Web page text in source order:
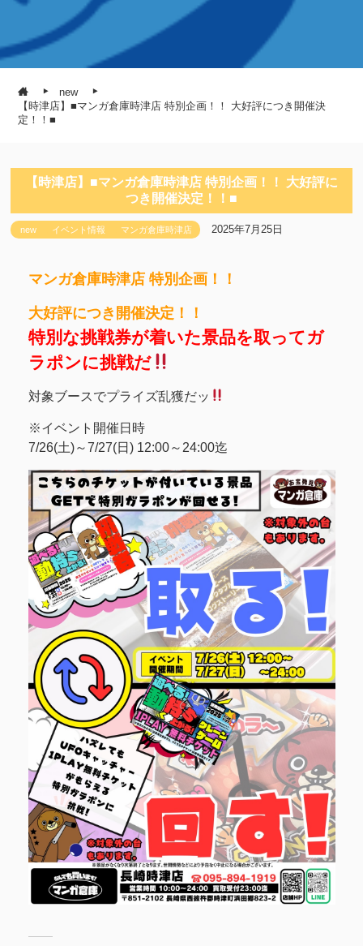
new
【時津店】■マンガ倉庫時津店 特別企画！！ 大好評につき開催決
定！！■
【時津店】■マンガ倉庫時津店 特別企画！！ 大好評に
つき開催決定！！■
new イベント情報 マンガ倉庫時津店 2025年7月25日
マンガ倉庫時津店 特別企画！！
大好評につき開催決定！！
特別な挑戦券が着いた景品を取ってガ
ラポンに挑戦だ
対象ブースでプライズ乱獲だッ
※イベント開催日時
7/26(土)～7/27(日) 12:00～24:00迄